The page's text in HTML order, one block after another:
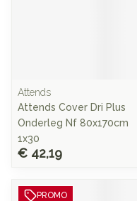
Attends
Attends Cover Dri Plus
Onderleg Nf 80x170cm
1x30
€ 42,19
PROMO